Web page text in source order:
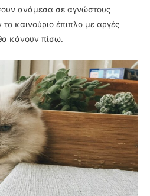
ανάμεσα σε αγνώστους
καινούριο έπιπλο με αργές
κάνουν πίσω.